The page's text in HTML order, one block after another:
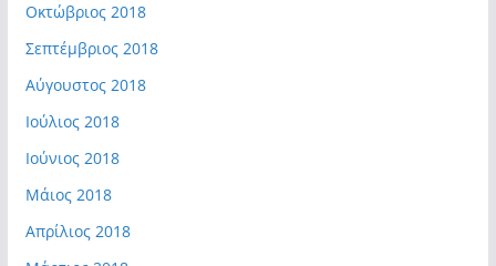
Οκτώβριος 2018
Σεπτέμβριος 2018
Αύγουστος 2018
Ιούλιος 2018
Ιούνιος 2018
Μάιος 2018
Απρίλιος 2018